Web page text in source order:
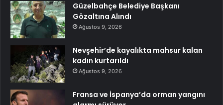
Güzelbahçe Belediye Başkanı
Gözaltına Alındı
Ağustos 9, 2026
Nevşehir’de kayalıkta mahsur kalan
kadın kurtarıldı
Ağustos 9, 2026
Fransa ve İspanya’da orman yangını